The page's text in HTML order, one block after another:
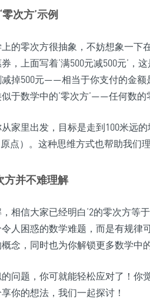
次方’示例
的零次方很抽象，不妨想象一下
，上面写着‘满500元减500元’，
掉500元——相当于你支付的金额
似于数学中的‘零次方’——任何数的
家里出发，目标是走到100米远
点）。这种思维方式也帮助我们理
方并不难理解
相信大家已经明白‘2的零次方等
人困惑的数学难题，而是有规律
念，同时也为你解锁更多数学中
问题，你可就能轻松应对了！你
你的想法，我们一起探讨！